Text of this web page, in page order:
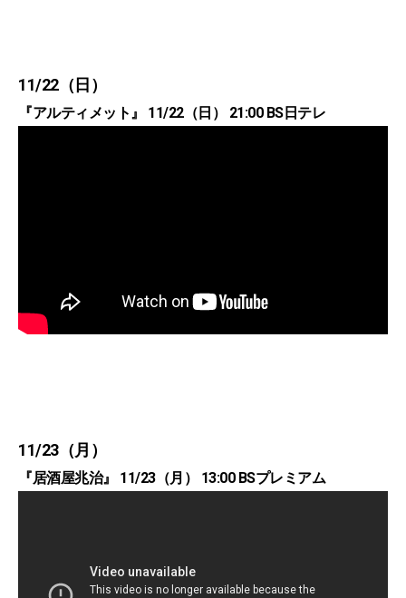
11/22（日）
『アルティメット』 11/22（日） 21:00 BS日テレ
11/23（月）
『居酒屋兆治』 11/23（月） 13:00 BSプレミアム